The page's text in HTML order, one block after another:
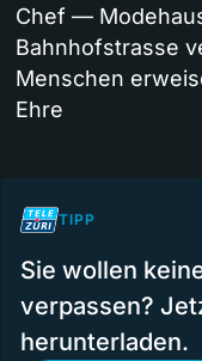
Chef —
Bahnhofstrasse
Menschen
Ehre
TIPP
Sie wollen
verpassen?
herunterladen.